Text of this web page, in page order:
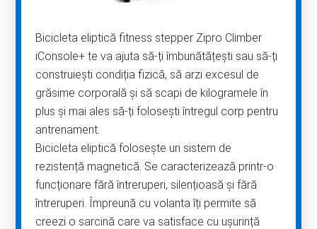
Bicicleta eliptică fitness stepper Zipro Climber
iConsole+ te va ajuta să-ți îmbunătățești sau să-ți
construiești condiția fizică, să arzi excesul de
grăsime corporală și să scapi de kilogramele în
plus și mai ales să-ți folosești întregul corp pentru
antrenament.
Bicicleta eliptică folosește un sistem de
rezistență magnetică. Se caracterizează printr-o
funcționare fără întreruperi, silențioasă și fără
întreruperi. Împreună cu volanta îți permite să
creezi o sarcină care va satisface cu ușurință